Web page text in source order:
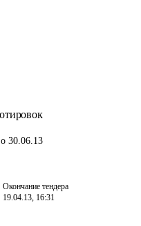
30.06.13
Окончание тендера
19.04.13, 16:31